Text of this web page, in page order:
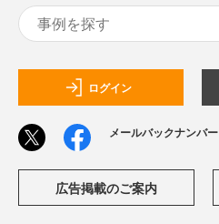
ログイン
メールバックナンバー
広告掲載のご案内